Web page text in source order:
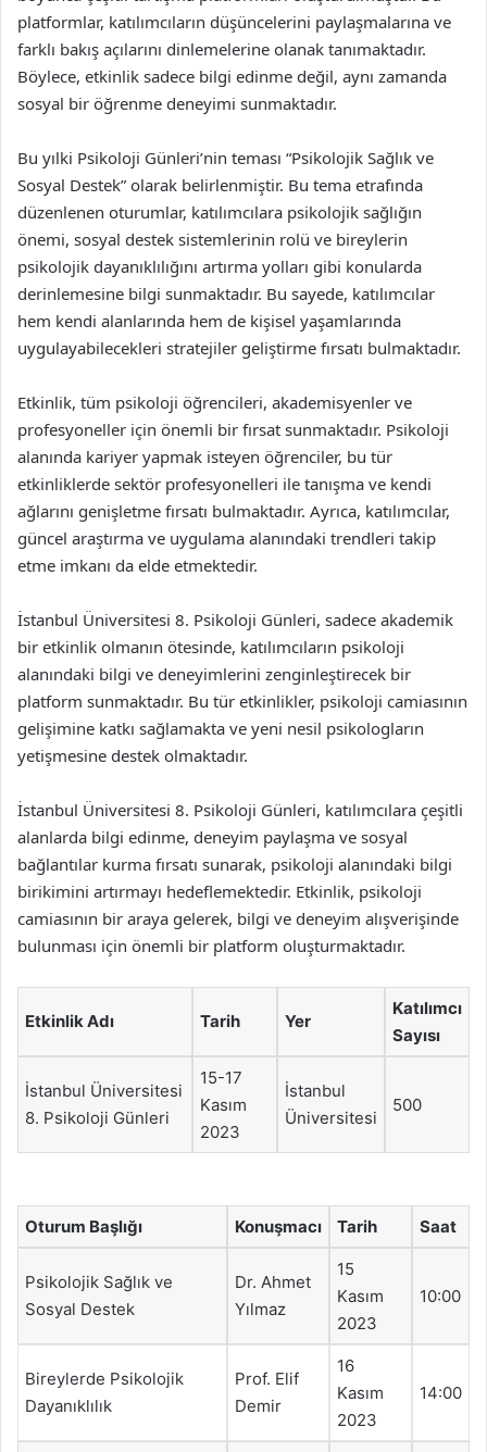
platformlar, katılımcıların düşüncelerini paylaşmalarına ve
farklı bakış açılarını dinlemelerine olanak tanımaktadır.
Böylece, etkinlik sadece bilgi edinme değil, aynı zamanda
sosyal bir öğrenme deneyimi sunmaktadır.
Bu yılki Psikoloji Günleri’nin teması “Psikolojik Sağlık ve
Sosyal Destek” olarak belirlenmiştir. Bu tema etrafında
düzenlenen oturumlar, katılımcılara psikolojik sağlığın
önemi, sosyal destek sistemlerinin rolü ve bireylerin
psikolojik dayanıklılığını artırma yolları gibi konularda
derinlemesine bilgi sunmaktadır. Bu sayede, katılımcılar
hem kendi alanlarında hem de kişisel yaşamlarında
uygulayabilecekleri stratejiler geliştirme fırsatı bulmaktadır.
Etkinlik, tüm psikoloji öğrencileri, akademisyenler ve
profesyoneller için önemli bir fırsat sunmaktadır. Psikoloji
alanında kariyer yapmak isteyen öğrenciler, bu tür
etkinliklerde sektör profesyonelleri ile tanışma ve kendi
ağlarını genişletme fırsatı bulmaktadır. Ayrıca, katılımcılar,
güncel araştırma ve uygulama alanındaki trendleri takip
etme imkanı da elde etmektedir.
İstanbul Üniversitesi 8. Psikoloji Günleri, sadece akademik
bir etkinlik olmanın ötesinde, katılımcıların psikoloji
alanındaki bilgi ve deneyimlerini zenginleştirecek bir
platform sunmaktadır. Bu tür etkinlikler, psikoloji camiasının
gelişimine katkı sağlamakta ve yeni nesil psikologların
yetişmesine destek olmaktadır.
İstanbul Üniversitesi 8. Psikoloji Günleri, katılımcılara çeşitli
alanlarda bilgi edinme, deneyim paylaşma ve sosyal
bağlantılar kurma fırsatı sunarak, psikoloji alanındaki bilgi
birikimini artırmayı hedeflemektedir. Etkinlik, psikoloji
camiasının bir araya gelerek, bilgi ve deneyim alışverişinde
bulunması için önemli bir platform oluşturmaktadır.
Etkinlik Adı Tarih Yer
Katılımcı
Sayısı
İstanbul Üniversitesi
8. Psikoloji Günleri
15-17
Kasım
2023
İstanbul
Üniversitesi
500
Oturum Başlığı Konuşmacı Tarih Saat
Psikolojik Sağlık ve
Sosyal Destek
Dr. Ahmet
Yılmaz
15
Kasım
2023
10:00
Bireylerde Psikolojik
Dayanıklılık
Prof. Elif
Demir
16
Kasım
2023
14:00